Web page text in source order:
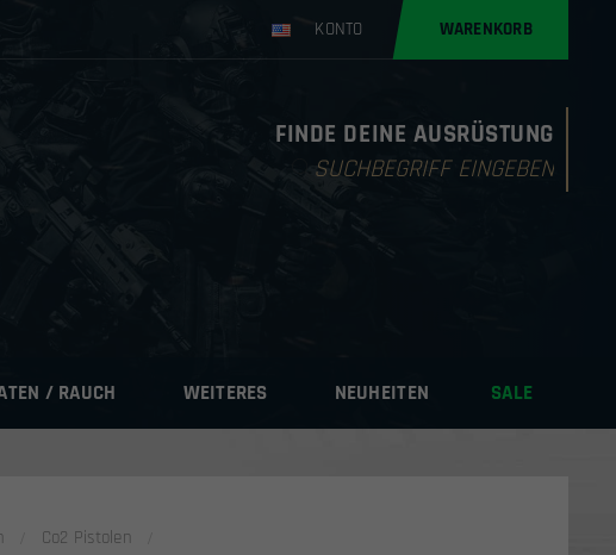
KONTO WARENKORB
FINDE DEINE AUSRÜSTUNG
Products
/ RAUCH WEITERES NEUHEITEN SALE
Co2 Pistolen